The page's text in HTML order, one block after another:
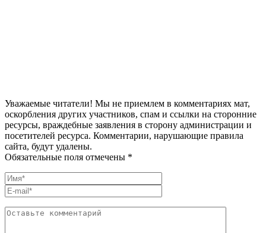
Уважаемые читатели! Мы не приемлем в комментариях мат,
оскорбления других участников, спам и ссылки на сторонние
ресурсы, враждебные заявления в сторону администрации и
посетителей ресурса. Комментарии, нарушающие правила
сайта, будут удалены.
Обязательные поля отмечены *